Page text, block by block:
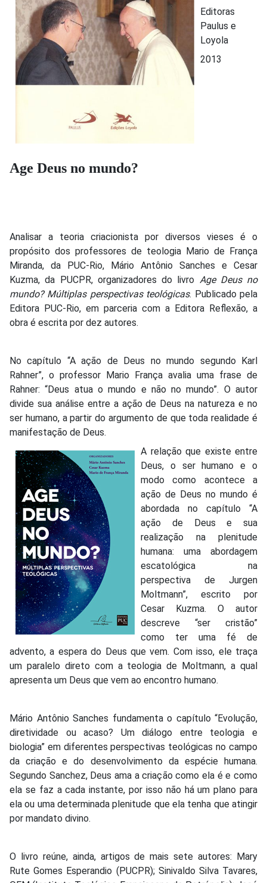
Editoras
Paulus e
Loyola
2013
Age Deus no mundo?
Analisar a teoria criacionista por diversos vieses é o
propósito dos professores de teologia Mario de França
Miranda, da PUC-Rio, Mário Antônio Sanches e Cesar
Kuzma, da PUCPR, organizadores do livro Age Deus no
mundo? Múltiplas perspectivas teológicas. Publicado pela
Editora PUC-Rio, em parceria com a Editora Reflexão, a
obra é escrita por dez autores.
No capítulo “A ação de Deus no mundo segundo Karl
Rahner”, o professor Mario França avalia uma frase de
Rahner: “Deus atua o mundo e não no mundo”. O autor
divide sua análise entre a ação de Deus na natureza e no
ser humano, a partir do argumento de que toda realidade é
manifestação de Deus.
A relação que existe entre
Deus, o ser humano e o
modo como acontece a
ação de Deus no mundo é
abordada no capítulo “A
ação de Deus e sua
realização na plenitude
humana: uma abordagem
escatológica na
perspectiva de Jurgen
Moltmann”, escrito por
Cesar Kuzma. O autor
descreve “ser cristão”
como ter uma fé de
advento, a espera do Deus que vem. Com isso, ele traça
um paralelo direto com a teologia de Moltmann, a qual
apresenta um Deus que vem ao encontro humano.
Mário Antônio Sanches fundamenta o capítulo “Evolução,
diretividade ou acaso? Um diálogo entre teologia e
biologia” em diferentes perspectivas teológicas no campo
da criação e do desenvolvimento da espécie humana.
Segundo Sanchez, Deus ama a criação como ela é e como
ela se faz a cada instante, por isso não há um plano para
ela ou uma determinada plenitude que ela tenha que atingir
por mandato divino.
O livro reúne, ainda, artigos de mais sete autores: Mary
Rute Gomes Esperandio (PUCPR); Sinivaldo Silva Tavares,